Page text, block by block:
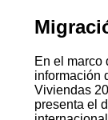
En el marco
información
Viviendas
presenta el